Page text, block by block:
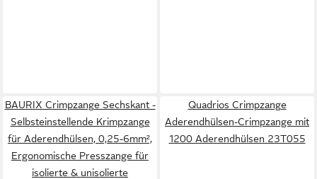
BAURIX Crimpzange Sechskant -
Selbsteinstellende Krimpzange
für Aderendhülsen, 0,25-6mm²,
Ergonomische Presszange für
isolierte & unisolierte
Quadrios Crimpzange
Aderendhülsen-Crimpzange mit
1200 Aderendhülsen 23T055